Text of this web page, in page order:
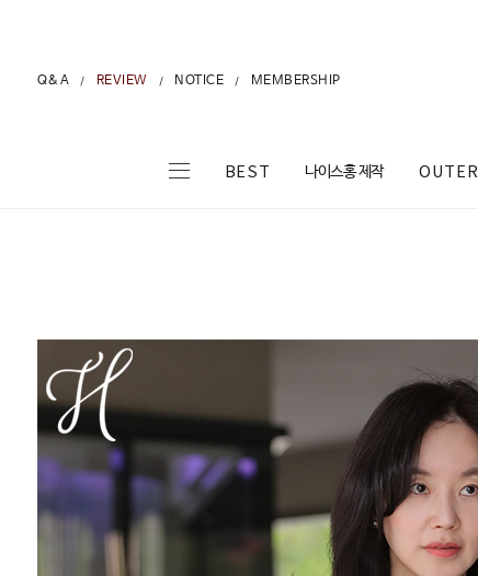
Q&A / REVIEW / NOTICE / MEMBERSHIP
BEST 나이스홍 제작 OUTER